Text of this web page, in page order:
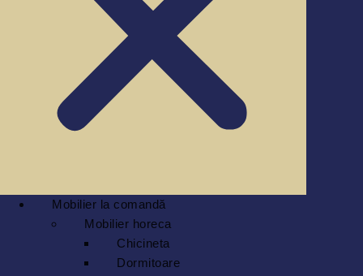
Mobilier la comandă
Mobilier horeca
Chicineta
Dormitoare